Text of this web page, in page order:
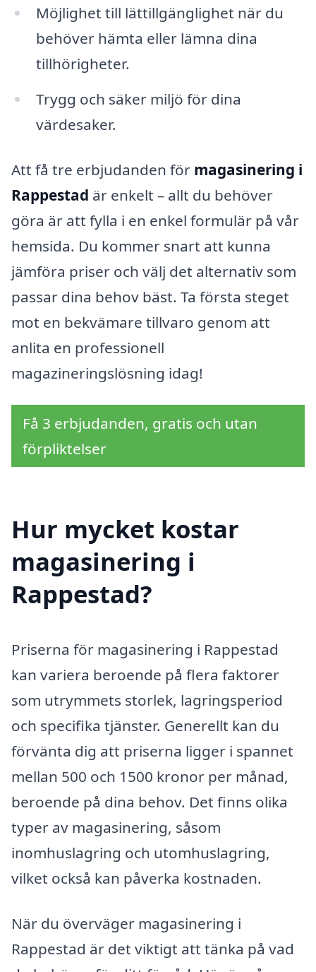
Möjlighet till lättillgänglighet när du
behöver hämta eller lämna dina
tillhörigheter.
Trygg och säker miljö för dina
värdesaker.
Att få tre erbjudanden för magasinering i
Rappestad är enkelt – allt du behöver
göra är att fylla i en enkel formulär på vår
hemsida. Du kommer snart att kunna
jämföra priser och välj det alternativ som
passar dina behov bäst. Ta första steget
mot en bekvämare tillvaro genom att
anlita en professionell
magazineringslösning idag!
Få 3 erbjudanden, gratis och utan
förpliktelser
Hur mycket kostar
magasinering i
Rappestad?
Priserna för magasinering i Rappestad
kan variera beroende på flera faktorer
som utrymmets storlek, lagringsperiod
och specifika tjänster. Generellt kan du
förvänta dig att priserna ligger i spannet
mellan 500 och 1500 kronor per månad,
beroende på dina behov. Det finns olika
typer av magasinering, såsom
inomhuslagring och utomhuslagring,
vilket också kan påverka kostnaden.
När du överväger magasinering i
Rappestad är det viktigt att tänka på vad